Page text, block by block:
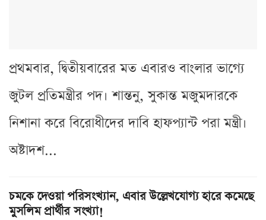
প্রথমবার, দ্বিতীয়বারের মত এবারও বাংলার ভাগ্যে
জুটল প্রতিমন্ত্রীর পদ। শান্তনু, সুকান্ত মজুমদারকে
নিশানা করে বিরোধীদের দাবি হাফপ্যান্ট পরা মন্ত্রী।
অষ্টাদশ...
চমকে দেওয়া পরিসংখ্যান, এবার উল্লেখযোগ্য হারে কমেছে
মুসলিম প্রার্থীর সংখ্যা!